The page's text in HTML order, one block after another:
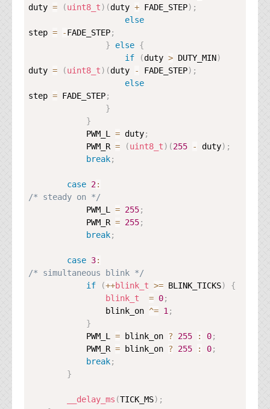
duty = (uint8_t) (duty + FADE_STEP) ;
else
step = -FADE_STEP;
}
else {
if
(duty > DUTY_MIN)
duty = (uint8_t) (duty - FADE_STEP) ;
else
step = FADE_STEP;
}
}
            PWM_L
= duty;
            PWM_R
= (uint8_t) (255 - duty) ;
break;
case 2:
/* steady on */
            PWM_L
= 255;
            PWM_R
= 255;
break;
case 3:
/* simultaneous blink */
if
(++blink_t >= BLINK_TICKS)
{
blink_t
= 0;
                blink_on
^= 1 ;
}
            PWM_L
= blink_on ? 255 : 0;
            PWM_R
= blink_on ? 255 : 0;
break;
}
__delay_ms (TICK_MS) ;